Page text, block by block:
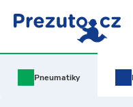
Pneumatiky